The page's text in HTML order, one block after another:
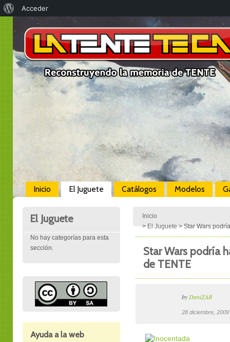
Inicio El Juguete Catálogos Modelos
El Juguete
No hay categorías para esta
sección.
Ayuda a la web
Inicio
> El Juguete> Star Wars
Star Wars podría
de TENTE
by DaniZAR
28 diciembre, 2009
Acerca
WordPress
Acceder